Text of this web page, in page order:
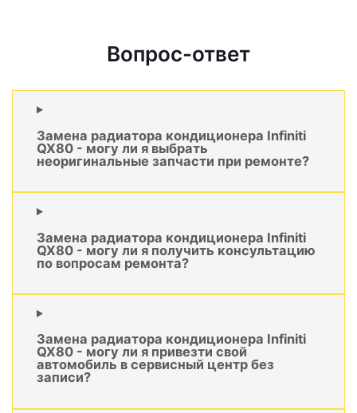
Вопрос-ответ
Замена радиатора кондиционера Infiniti
QX80 - могу ли я выбрать
неоригинальные запчасти при ремонте?
Замена радиатора кондиционера Infiniti
QX80 - могу ли я получить консультацию
по вопросам ремонта?
Замена радиатора кондиционера Infiniti
QX80 - могу ли я привезти свой
автомобиль в сервисный центр без
записи?